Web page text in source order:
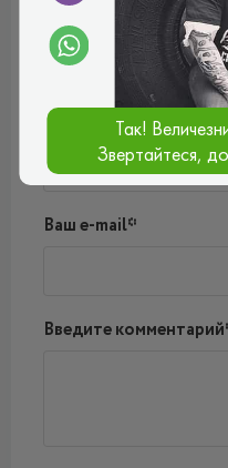
Пока нет комментариев
Написать
Имя*
Ваш e-mail*
Введите
Так!
Звертайтеся,